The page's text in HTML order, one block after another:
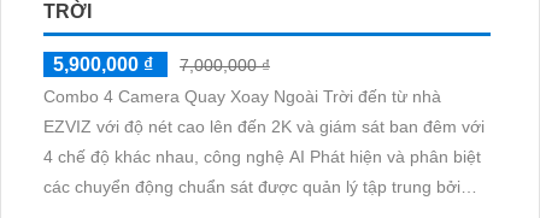
TRỜI
5,900,000 ₫
7,000,000 ₫
Combo 4 Camera Quay Xoay Ngoài Trời đến từ nhà
EZVIZ với độ nét cao lên đến 2K và giám sát ban đêm với
4 chế độ khác nhau, công nghệ AI Phát hiện và phân biệt
các chuyển động chuẩn sát được quản lý tập trung bởi